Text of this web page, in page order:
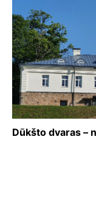
Dūkšto dvaras –